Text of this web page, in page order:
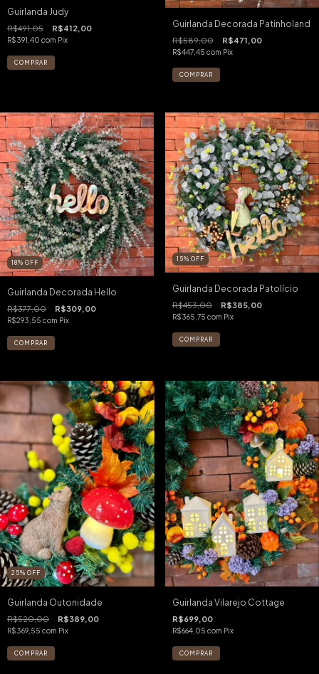
Guirlanda Judy
R$491,05 R$412,00
R$391,40 com Pix
Guirlanda Decorada Patinholand
R$589,00 R$471,00
R$447,45 com Pix
18% OFF
Guirlanda Decorada Hello
R$377,00 R$309,00
R$293,55 com Pix
15% OFF
Guirlanda Decorada Patolício
R$453,00 R$385,00
R$365,75 com Pix
25% OFF
Guirlanda Outonidade
R$520,00 R$389,00
R$369,55 com Pix
Guirlanda Vilarejo Cottage
R$699,00
R$664,05 com Pix